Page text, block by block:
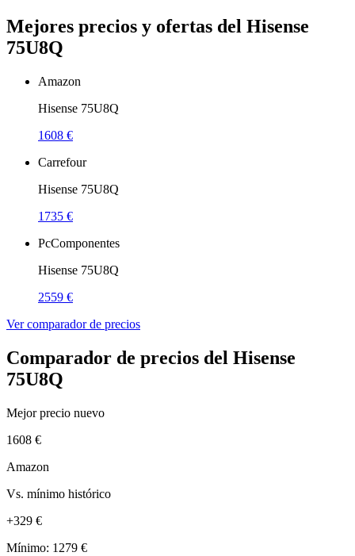
Mejores precios y ofertas del Hisense
75U8Q
Amazon
Hisense 75U8Q
1608 €
Carrefour
Hisense 75U8Q
1735 €
PcComponentes
Hisense 75U8Q
2559 €
Ver comparador de precios
Comparador de precios del Hisense
75U8Q
Mejor precio nuevo
1608 €
Amazon
Vs. mínimo histórico
+329 €
Mínimo: 1279 €